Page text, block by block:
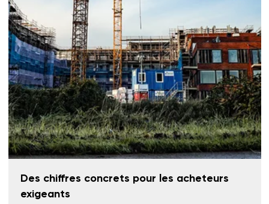
Des chiffres concrets pour les acheteurs
exigeants